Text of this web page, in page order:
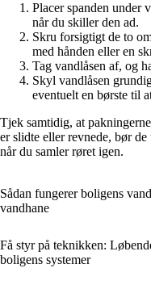
Placer spanden under
når du skiller den ad.
Skru forsigtigt de to
med hånden eller en
Tag vandlåsen af, og
Skyl vandlåsen
eventuelt en børste til
Tjek samtidig, at
er slidte eller revnede, bør
når du samler røret igen.
Sådan fungerer boligens
vandhane
Få styr på teknikken:
boligens systemer